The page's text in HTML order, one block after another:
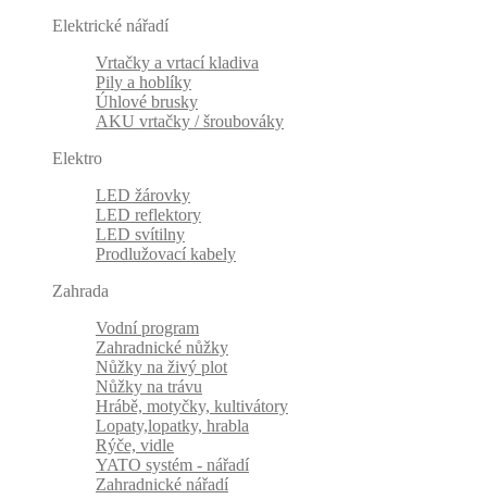
Elektrické nářadí
Vrtačky a vrtací kladiva
Pily a hoblíky
Úhlové brusky
AKU vrtačky / šroubováky
Elektro
LED žárovky
LED reflektory
LED svítilny
Prodlužovací kabely
Zahrada
Vodní program
Zahradnické nůžky
Nůžky na živý plot
Nůžky na trávu
Hrábě, motyčky, kultivátory
Lopaty,lopatky, hrabla
Rýče, vidle
YATO systém - nářadí
Zahradnické nářadí